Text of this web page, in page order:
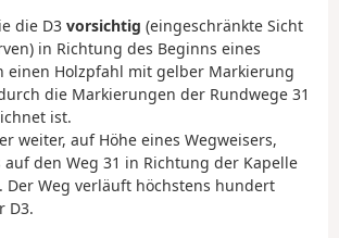
die D3 vorsichtig (eingeschränkte Sicht
in Richtung des Beginns eines
einen Holzpfahl mit gelber Markierung
die Markierungen der Rundwege 31
ist.
weiter, auf Höhe eines Wegweisers,
auf den Weg 31 in Richtung der Kapelle
Der Weg verläuft höchstens hundert
D3.